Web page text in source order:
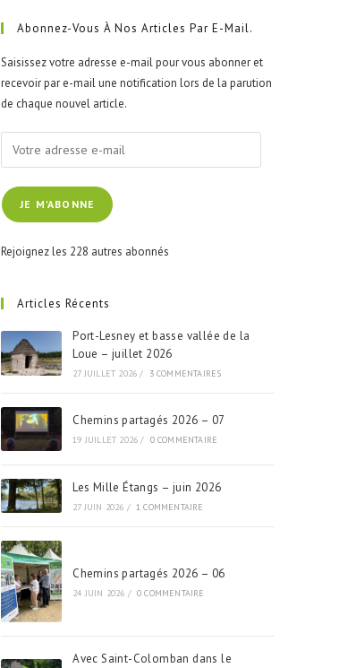
Abonnez-Vous À Nos Articles Par E-Mail.
Saisissez votre adresse e-mail pour vous abonner et
recevoir par e-mail une notification lors de la parution
de chaque nouvel article.
JE M'ABONNE
Rejoignez les 228 autres abonnés
Articles Récents
Port-Lesney et basse vallée de la
Loue – juillet 2026
27 JUILLET 2026 / 3 COMMENTAIRES
Chemins partagés 2026 – 07
19 JUILLET 2026 / 0 COMMENTAIRE
Les Mille Étangs – juin 2026
27 JUIN 2026 / 1 COMMENTAIRE
Chemins partagés 2026 – 06
24 JUIN 2026 / 0 COMMENTAIRE
Avec Saint-Colomban dans le